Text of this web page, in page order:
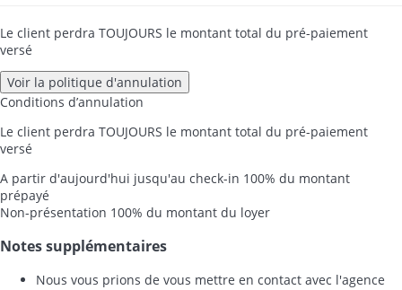
Le client perdra TOUJOURS le montant total du pré-paiement
versé
Voir la politique d'annulation
Conditions d’annulation
Le client perdra TOUJOURS le montant total du pré-paiement
versé
A partir d'aujourd'hui jusqu'au check-in 100% du montant
prépayé
Non-présentation 100% du montant du loyer
Notes supplémentaires
Nous vous prions de vous mettre en contact avec l'agence